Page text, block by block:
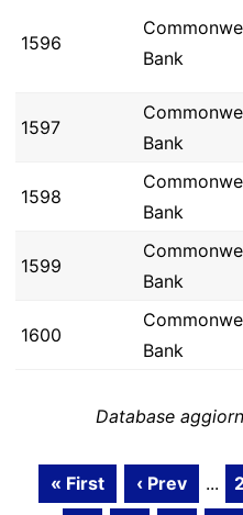
1596
Bank
1597
Bank
1598
Bank
1599
Bank
1600
Bank
Database
« First ‹ Prev ...